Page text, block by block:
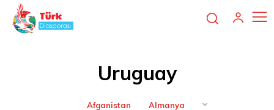
Uruguay
Afganistan Almanya